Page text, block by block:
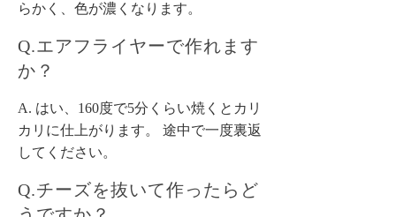
らかく、色が濃くなります。
Q.エアフライヤーで作れます
か？
A. はい、160度で5分くらい焼くとカリ
カリに仕上がります。 途中で一度裏返
してください。
Q.チーズを抜いて作ったらど